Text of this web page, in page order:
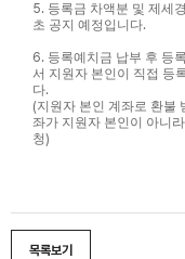
5. 등록금 차액분 및 제세경
초 공지 예정입니다.
6. 등록예치금 납부 후 등
서 지원자 본인이 직접 등
다.
(지원자 본인 계좌로 환불
좌가 지원자 본인이 아니
청)
목록보기